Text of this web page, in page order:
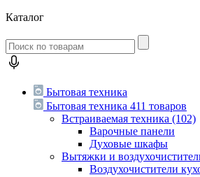
Каталог
Бытовая техника
Бытовая техника 411 товаров
Встраиваемая техника (102)
Варочные панели
Духовые шкафы
Вытяжки и
Воздухочистители